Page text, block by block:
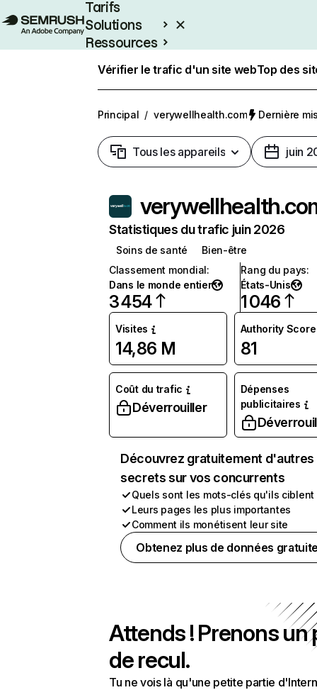
Tarifs
Solutions
Ressources
Vérifier le trafic d'un site webTop des
Principal / verywellhealth.com Dernière
Tous les appareils juin
Statistiques du trafic juin 2026
Soins de santé
Bien-être
Classement mondial:
Dans le monde entier
3 454
Rang du pays:
États-Unis
1 046
Visites
14,86 M
Authority Score
81
Coût du trafic
Déverrouiller
Dépenses
publicitaires
Découvrez gratuitement d'autres
secrets sur vos concurrents
Quels sont les mots-clés qu'ils ciblent
Leurs pages les plus importantes
Comment ils monétisent leur site
Obtenez plus de données
Attends ! Prenons un
de recul.
Tu ne vois là qu'une petite partie